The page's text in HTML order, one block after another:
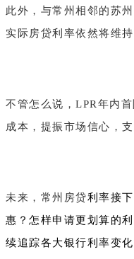
此外，与常州相邻的苏
实际房贷利率依然将维
不管怎么说，LPR年内
成本，提振市场信心，
未来，常州房贷利率接
惠？怎样申请更划算的利
续追踪各大银行利率变